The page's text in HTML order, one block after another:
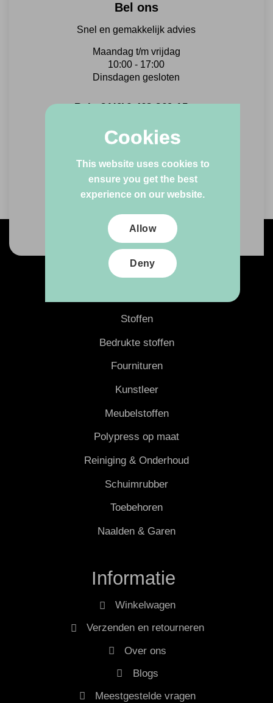
Bel ons
Snel en gemakkelijk advies
Maandag t/m vrijdag
10:00 - 17:00
Dinsdagen gesloten
Bel +31(0)6 463 869 15
Mail ons
Altijd binnen één werkdag
een antwoord!
Stoffen
Bedrukte stoffen
Fournituren
Kunstleer
Meubelstoffen
Polypress op maat
Reiniging & Onderhoud
Schuimrubber
Toebehoren
Naalden & Garen
Informatie
Winkelwagen
Verzenden en retourneren
Over ons
Blogs
Meestgestelde vragen
Cookies
This website uses cookies to
ensure you get the best
experience on our website.
Allow
Deny